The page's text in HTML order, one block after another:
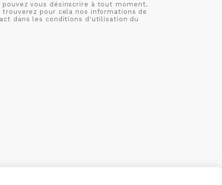
pouvez vous désinscrire à tout moment.
trouverez pour cela nos informations de
dans les conditions d'utilisation du